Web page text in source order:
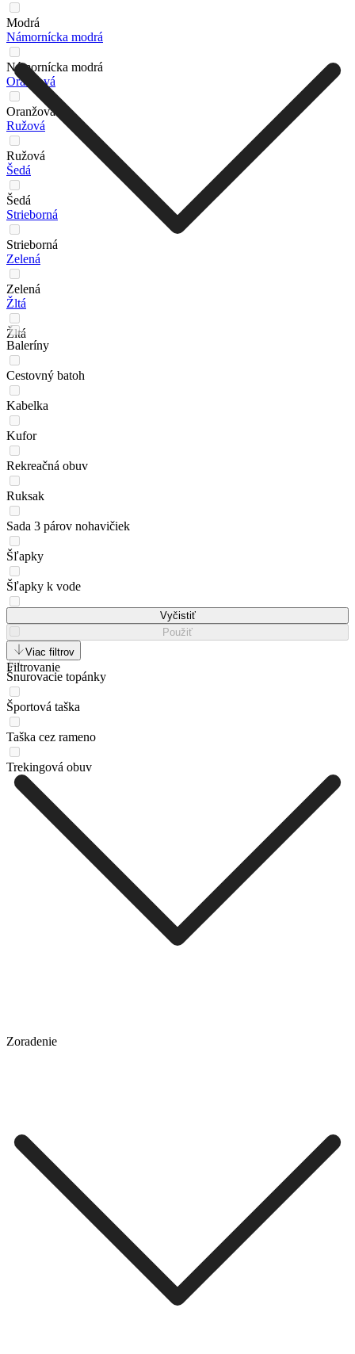
Modrá
Námornícka modrá
Námornícka modrá
Oranžová
Oranžová
Ružová
Ružová
Šedá
Šedá
Strieborná
Strieborná
Zelená
Zelená
Žltá
Žltá
Baleríny
Cestovný batoh
Kabelka
Kufor
Rekreačná obuv
Ruksak
Sada 3 párov nohavičiek
Šľapky
Šľapky k vode
Snehule
Šnurovacie topánky
Športová taška
Taška cez rameno
Trekingová obuv
Vyčistiť
Použiť
Viac filtrov
Filtrovanie
Zoradenie